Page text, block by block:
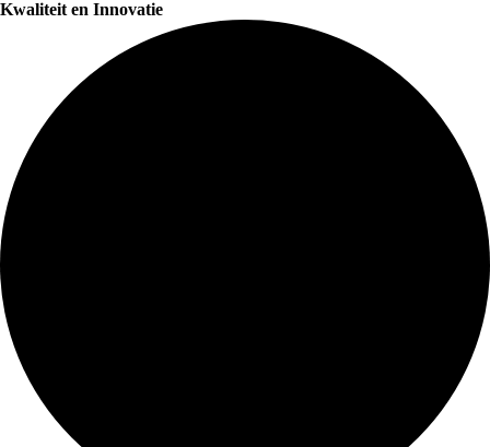
Kwaliteit en Innovatie